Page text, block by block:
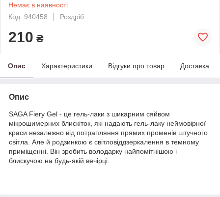
Немає в наявності
Код: 940458
Роздріб
210 ₴
Опис Характеристики Відгуки про товар Доставка
Опис
SAGA Fiery Gel - це гель-лаки з шикарним сяйвом
мікрошимерних блискіток, які надають гель-лаку неймовірної
краси незалежно від потрапляння прямих променів штучного
світла. Але й родзинкою є світловіддзеркалення в темному
приміщенні. Він зробить володарку найпомітнішою і
блискучою на будь-якій вечірці.